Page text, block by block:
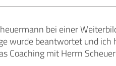
bei einer
wurde beantwortet und
Coaching mit Herrn